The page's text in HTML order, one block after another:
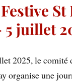
5 juillet
2025, le comité
organise une